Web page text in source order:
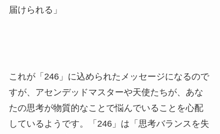
届けられる」
これが「246」に込められたメッセージになるので
すが、アセンデッドマスターや天使たちが、あな
たの思考が物質的なことで悩んでいることを心配
しているようです。「246」は「思考バランスを失